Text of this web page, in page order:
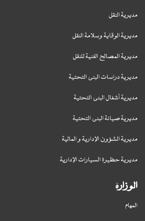
مديرية النقل
مديرية الوقاية وسلامة النقل
مديرية المصالح الفنية للنقل
مديرية دراسات البنى التحتية
مديرية أشغال البنى التحتية
مديرية صيانة البنى التحتية
مديرية الشؤون الإدارية و المالية
مديرية حظيرة السيارات الإدارية
الوزارة
المهام